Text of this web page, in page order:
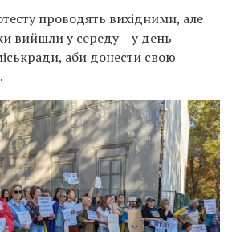
проводять вихідними, але
вийшли у середу – у день
аби донести свою